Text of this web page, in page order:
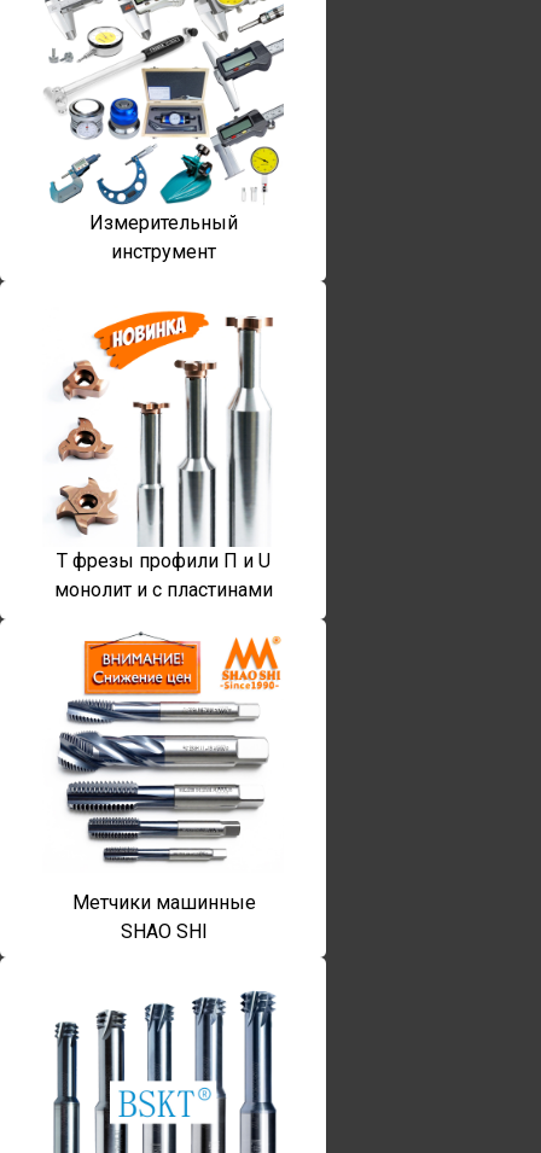
Измерительный
инструмент
T фрезы профили П и U
монолит и с пластинами
Метчики машинные
SHAO SHI